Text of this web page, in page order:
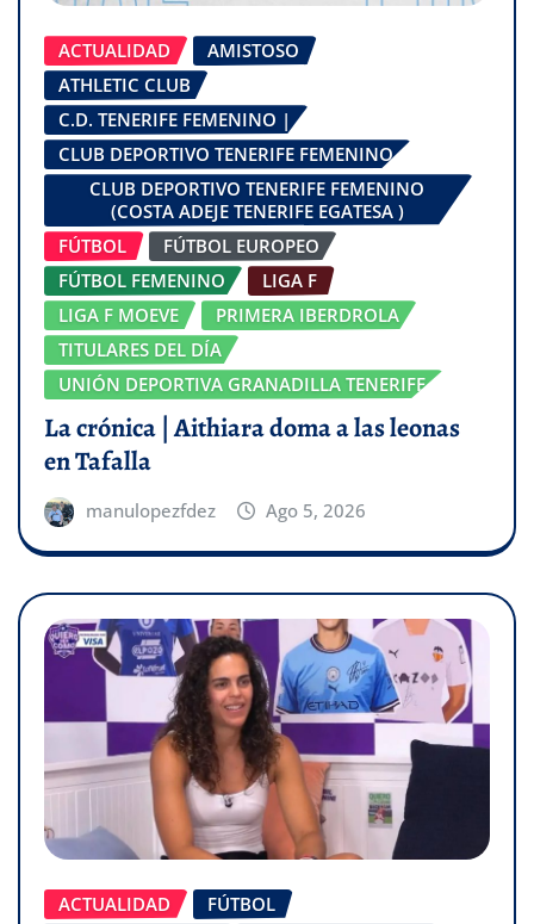
ACTUALIDAD
AMISTOSO
ATHLETIC CLUB
C.D. TENERIFE FEMENINO |
CLUB DEPORTIVO TENERIFE FEMENINO
CLUB DEPORTIVO TENERIFE FEMENINO
(COSTA ADEJE TENERIFE EGATESA )
FÚTBOL
FÚTBOL EUROPEO
FÚTBOL FEMENINO
LIGA F
LIGA F MOEVE
PRIMERA IBERDROLA
TITULARES DEL DÍA
UNIÓN DEPORTIVA GRANADILLA TENERIFE
La crónica | Aithiara doma a las leonas
en Tafalla
manulopezfdez Ago 5, 2026
ACTUALIDAD
FÚTBOL